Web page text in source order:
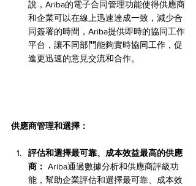
說，Ariba的電子合同管理功能使得供應商
和企業可以在線上迅速達成一致，減少合
同簽署的時間，Ariba提供即時的協同工作
平台，讓不同部門能夠實時協同工作，促
進更迅速的意見交流和合作。
供應商管理和選擇：
評估和選擇最可靠、成本效益最高的供應
商： Ariba通過數據分析和供應商評級功
能，幫助企業評估和選擇最可靠、成本效